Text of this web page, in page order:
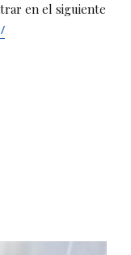
en el siguiente